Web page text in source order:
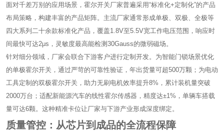
面对千差万别的应用场景，霍尔开关厂家普遍采用“标准化+定制化”的产品
布局策略，构建丰富的产品矩阵。主流厂家通常形成单极、双极、全极等
四大系列二十余款标准化产品，覆盖1.8V至5.5V宽工作电压范围，响应时
间最快可达2μs，灵敏度最高能检测30Gauss的微弱磁场。
针对细分领域，厂家会联合下游客户进行定制开发。为智能门锁场景优化
的单极霍尔开关，通过严苛的可靠性验证，年出货量可超500万颗；为电动
工具定制的双极霍尔开关，助力无刷电机效率提升8%，累计装机量突破
2000万台；适配新能源汽车的线性霍尔传感器，精度达±1%，单辆车搭载
量可达6颗。这种精准卡位让厂家与下游产业形成深度绑定。
质量管控：从芯片到成品的全流程保障